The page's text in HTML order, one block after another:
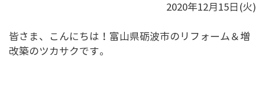
2020年12月15日(火)
皆さま、こんにちは！富山県砺波市のリフォーム＆増
改築のツカサクです。